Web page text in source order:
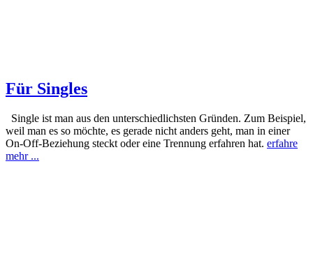
Für Singles
Single ist man aus den unterschiedlichsten Gründen. Zum Beispiel,
weil man es so möchte, es gerade nicht anders geht, man in einer
On-Off-Beziehung steckt oder eine Trennung erfahren hat. erfahre
mehr ...